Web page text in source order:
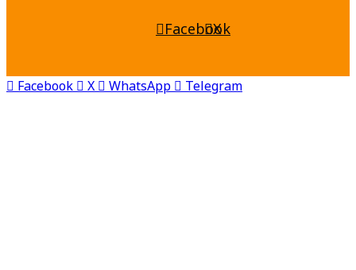
Facebook
X
Facebook X WhatsApp Telegram